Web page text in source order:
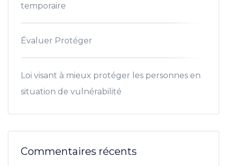
temporaire
Évaluer Protéger
Loi visant à mieux protéger les personnes en
situation de vulnérabilité
Commentaires récents